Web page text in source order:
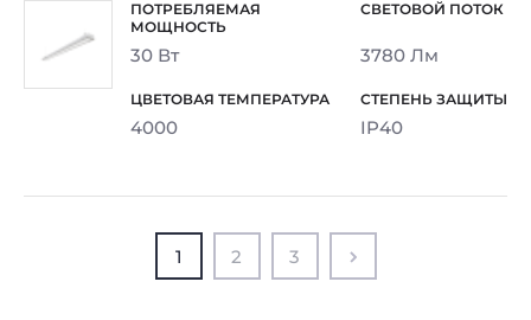
30 Вт 3780 Лм
4000 IP40
1 2 3